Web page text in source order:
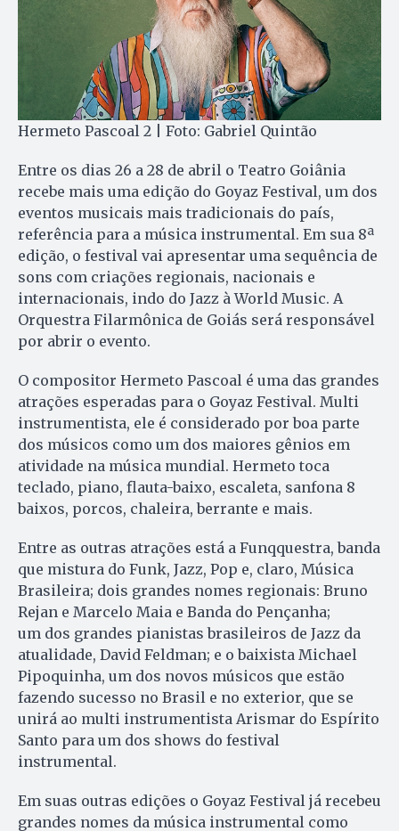
Hermeto Pascoal 2 | Foto: Gabriel Quintão
Entre os dias 26 a 28 de abril o Teatro Goiânia
recebe mais uma edição do Goyaz Festival, um dos
eventos musicais mais tradicionais do país,
referência para a música instrumental. Em sua 8ª
edição, o festival vai apresentar uma sequência de
sons com criações regionais, nacionais e
internacionais, indo do Jazz à World Music. A
Orquestra Filarmônica de Goiás será responsável
por abrir o evento.
O compositor Hermeto Pascoal é uma das grandes
atrações esperadas para o Goyaz Festival. Multi
instrumentista, ele é considerado por boa parte
dos músicos como um dos maiores gênios em
atividade na música mundial. Hermeto toca
teclado, piano, flauta-baixo, escaleta, sanfona 8
baixos, porcos, chaleira, berrante e mais.
Entre as outras atrações está a Funqquestra, banda
que mistura do Funk, Jazz, Pop e, claro, Música
Brasileira; dois grandes nomes regionais: Bruno
Rejan e Marcelo Maia e Banda do Pençanha;
um dos grandes pianistas brasileiros de Jazz da
atualidade, David Feldman; e o baixista Michael
Pipoquinha, um dos novos músicos que estão
fazendo sucesso no Brasil e no exterior, que se
unirá ao multi instrumentista Arismar do Espírito
Santo para um dos shows do festival
instrumental.
Em suas outras edições o Goyaz Festival já recebeu
grandes nomes da música instrumental como